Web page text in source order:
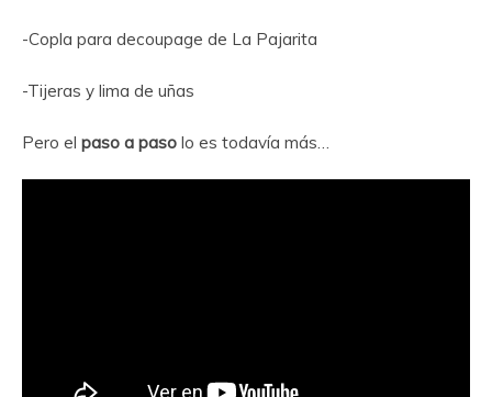
-Copla para decoupage de La Pajarita
-Tijeras y lima de uñas
Pero el paso a paso lo es todavía más…